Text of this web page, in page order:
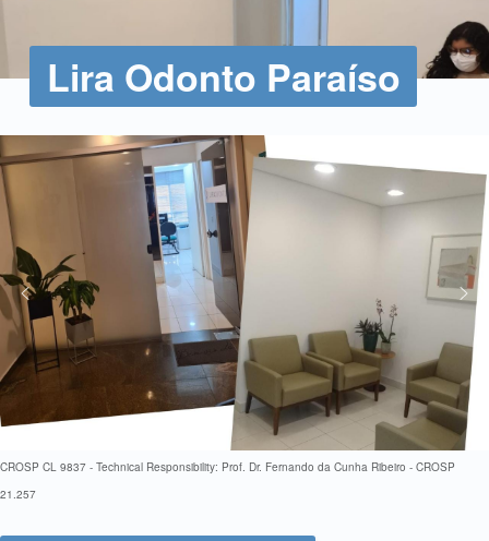
Lira Odonto Paraíso
CROSP CL 9837 - Technical Responsibility: Prof. Dr. Fernando da Cunha Ribeiro - CROSP
21.257